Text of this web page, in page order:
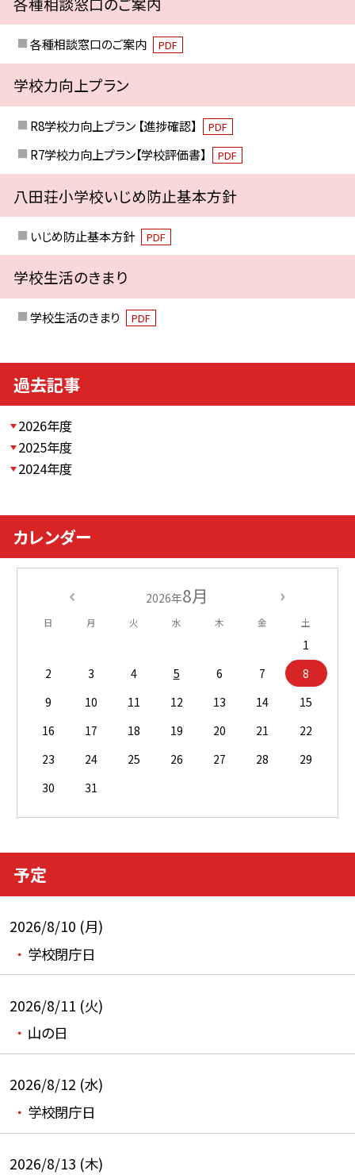
各種相談窓口のご案内 PDF
学校力向上プラン
R8学校力向上プラン 【進捗確認】 PDF
R7学校力向上プラン【学校評価書】 PDF
八田荘小学校いじめ防止基本方針
いじめ防止基本方針 PDF
学校生活のきまり
学校生活のきまり PDF
過去記事
2026年度
2025年度
2024年度
カレンダー
2026年8月
日 月 火 水 木 金 土
1
2
3 4 5 6 7
8
9
10 11 12 13 14
15
16
17 18 19 20 21
22
23
24 25 26 27 28
29
30
31
予定
2026/8/10 (月)
学校閉庁日
2026/8/11 (火)
山の日
2026/8/12 (水)
学校閉庁日
2026/8/13 (木)